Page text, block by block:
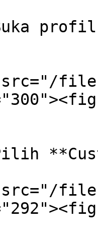
profil
files/
files/